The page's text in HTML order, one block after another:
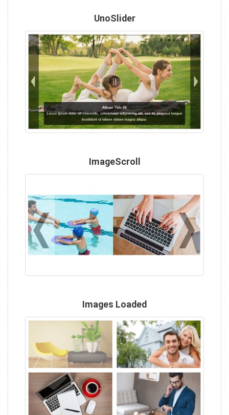
UnoSlider
ImageScroll
Images Loaded